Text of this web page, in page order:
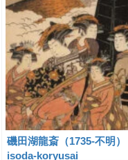
磯田湖龍斎（1735-不明）
isoda-koryusai